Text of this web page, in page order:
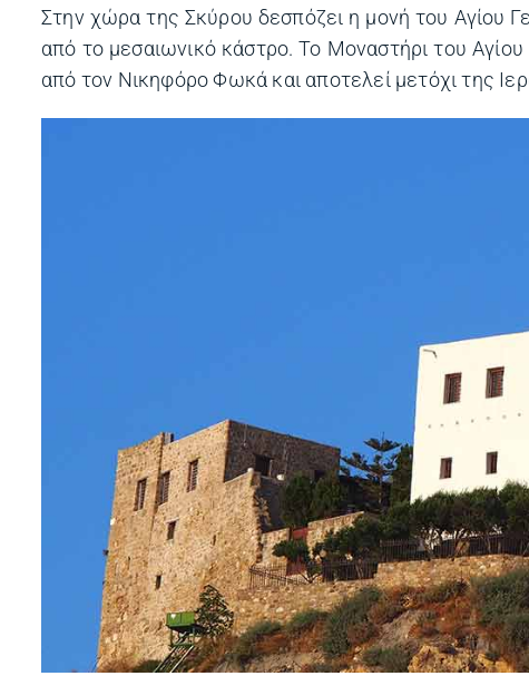
Στην χώρα της Σκύρου δεσπόζει η μονή του Αγίου
από το μεσαιωνικό κάστρο. Το Μοναστήρι του
από τον Νικηφόρο Φωκά και αποτελεί μετόχι της